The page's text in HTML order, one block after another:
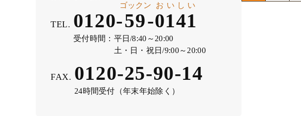
TEL. 0120-59
ゴックン
-0141
おいしい
受付時間： 平日/8:40～20:00
土・日・祝日/9:00～20:00
FAX. 0120-25-90-14
24時間受付（年末年始除く）